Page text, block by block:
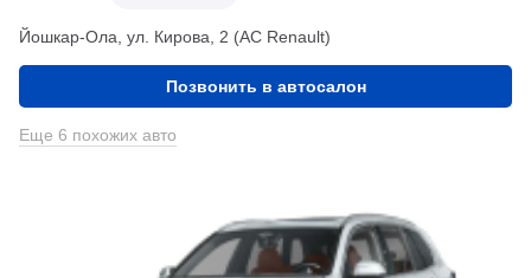
Йошкар-Ола, ул. Кирова, 2 (АС Renault)
Позвонить в автосалон
Еще 6 похожих авто